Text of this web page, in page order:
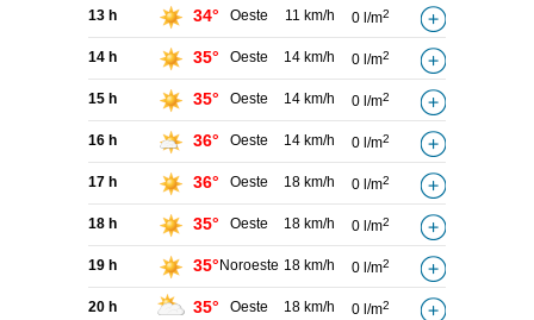
13 h 34° Oeste 11 km/h 0 l/m2
14 h 35° Oeste 14 km/h 0 l/m2
15 h 35° Oeste 14 km/h 0 l/m2
16 h 36° Oeste 14 km/h 0 l/m2
17 h 36° Oeste 18 km/h 0 l/m2
18 h 35° Oeste 18 km/h 0 l/m2
19 h 35° Noroeste 18 km/h 0 l/m2
20 h 35° Oeste 18 km/h 0 l/m2